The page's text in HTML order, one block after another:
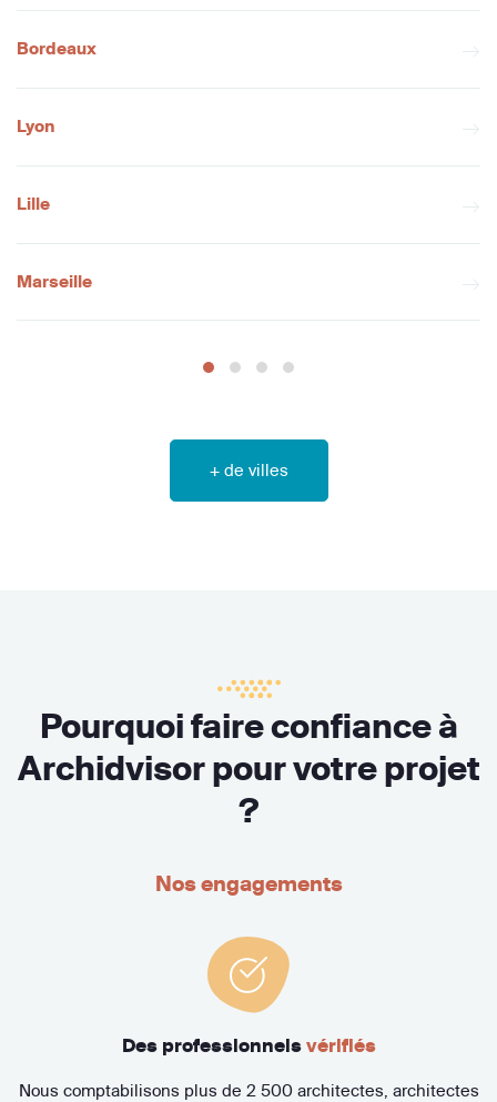
Bordeaux
Lyon
Lille
Marseille
+ de villes
Pourquoi faire confiance à
Archidvisor pour votre projet
?
Nos engagements
Des professionnels vérifiés
Nous comptabilisons plus de 2 500 architectes, architectes